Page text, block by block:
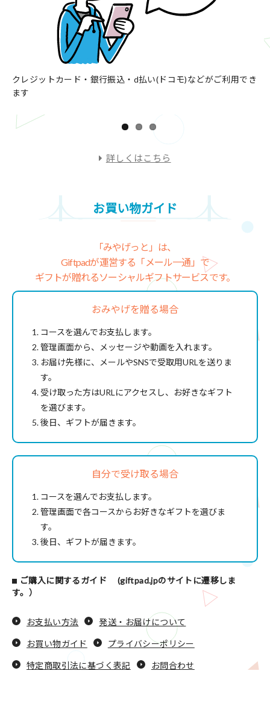
受取用URLを送ります
メッセージや写真もつけられます
詳しくはこちら
お買い物ガイド
「みやげっと」は、
Giftpadが運営する「メール一通」で
ギフトが贈れるソーシャルギフトサービスです。
おみやげを贈る場合
コースを選んでお支払します。
管理画面から、メッセージや動画を入れます。
お届け先様に、メールやSNSで受取用URLを送りま
す。
受け取った方はURLにアクセスし、お好きなギフト
を選びます。
後日、ギフトが届きます。
自分で受け取る場合
コースを選んでお支払します。
管理画面で各コースからお好きなギフトを選びま
す。
後日、ギフトが届きます。
ご購入に関するガイド (giftpad.jpのサイトに遷移しま
す。）
お支払い方法 発送・お届けについて
お買い物ガイド プライバシーポリシー
特定商取引法に基づく表記 お問合わせ